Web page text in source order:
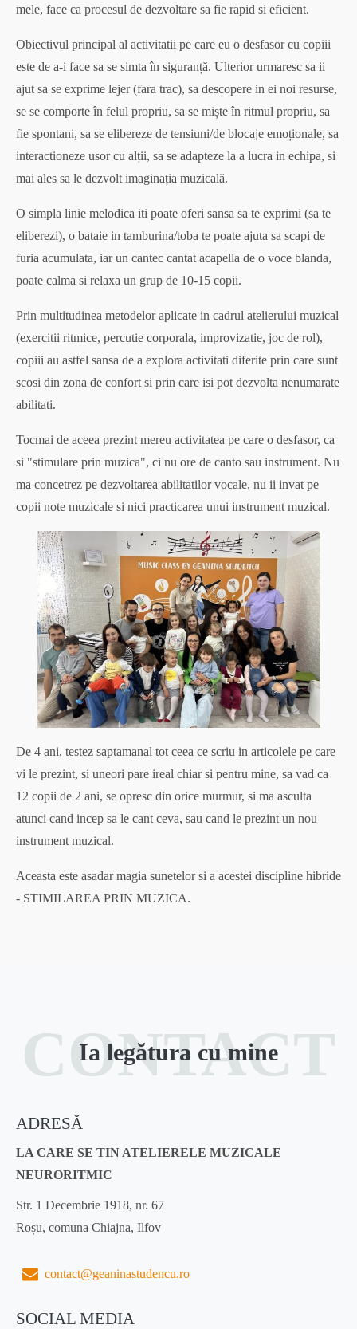
mele, face ca procesul de dezvoltare sa fie rapid si eficient.
Obiectivul principal al activitatii pe care eu o desfasor cu copiii
este de a-i face sa se simta în siguranță. Ulterior urmaresc sa ii
ajut sa se exprime lejer (fara trac), sa descopere in ei noi resurse,
se se comporte în felul propriu, sa se miște în ritmul propriu, sa
fie spontani, sa se elibereze de tensiuni/de blocaje emoționale, sa
interactioneze usor cu alții, sa se adapteze la a lucra in echipa, si
mai ales sa le dezvolt imaginația muzicală.
O simpla linie melodica iti poate oferi sansa sa te exprimi (sa te
eliberezi), o bataie in tamburina/toba te poate ajuta sa scapi de
furia acumulata, iar un cantec cantat acapella de o voce blanda,
poate calma si relaxa un grup de 10-15 copii.
Prin multitudinea metodelor aplicate in cadrul atelierului muzical
(exercitii ritmice, percutie corporala, improvizatie, joc de rol),
copiii au astfel sansa de a explora activitati diferite prin care sunt
scosi din zona de confort si prin care isi pot dezvolta nenumarate
abilitati.
Tocmai de aceea prezint mereu activitatea pe care o desfasor, ca
si "stimulare prin muzica", ci nu ore de canto sau instrument. Nu
ma concetrez pe dezvoltarea abilitatilor vocale, nu ii invat pe
copii note muzicale si nici practicarea unui instrument muzical.
De 4 ani, testez saptamanal tot ceea ce scriu in articolele pe care
vi le prezint, si uneori pare ireal chiar si pentru mine, sa vad ca
12 copii de 2 ani, se opresc din orice murmur, si ma asculta
atunci cand incep sa le cant ceva, sau cand le prezint un nou
instrument muzical.
Aceasta este asadar magia sunetelor si a acestei discipline hibride
- STIMILAREA PRIN MUZICA.
CONTACT
Ia legătura cu mine
ADRESĂ
LA CARE SE TIN ATELIERELE MUZICALE
NEURORITMIC
Str. 1 Decembrie 1918, nr. 67
Roșu, comuna Chiajna, Ilfov
contact@geaninastudencu.ro
SOCIAL MEDIA